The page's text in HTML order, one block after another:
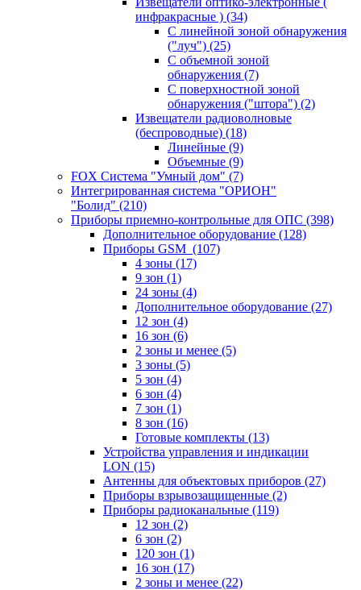
инфракрасные ) (34)
С линейной зоной обнаружения
("луч") (25)
С объемной зоной
обнаружения (7)
С поверхностной зоной
обнаружения ("штора") (2)
Извещатели радиоволновые
(беспроводные) (18)
Линейные (9)
Объемные (9)
FOX Система "Умный дом" (7)
Интегрированная система "ОРИОН"
"Болид" (210)
Приборы приемно-контрольные для ОПС (398)
Дополнительное оборудование (128)
Приборы GSM (107)
4 зоны (17)
9 зон (1)
24 зоны (4)
Дополнительное оборудование (27)
12 зон (4)
16 зон (6)
2 зоны и менее (5)
3 зоны (5)
5 зон (4)
6 зон (4)
7 зон (1)
8 зон (16)
Готовые комплекты (13)
Устройства управления и индикации
LON (15)
Антенны для объектовых приборов (27)
Приборы взрывозащищенные (2)
Приборы радиоканальные (119)
12 зон (2)
6 зон (2)
120 зон (1)
16 зон (17)
2 зоны и менее (22)